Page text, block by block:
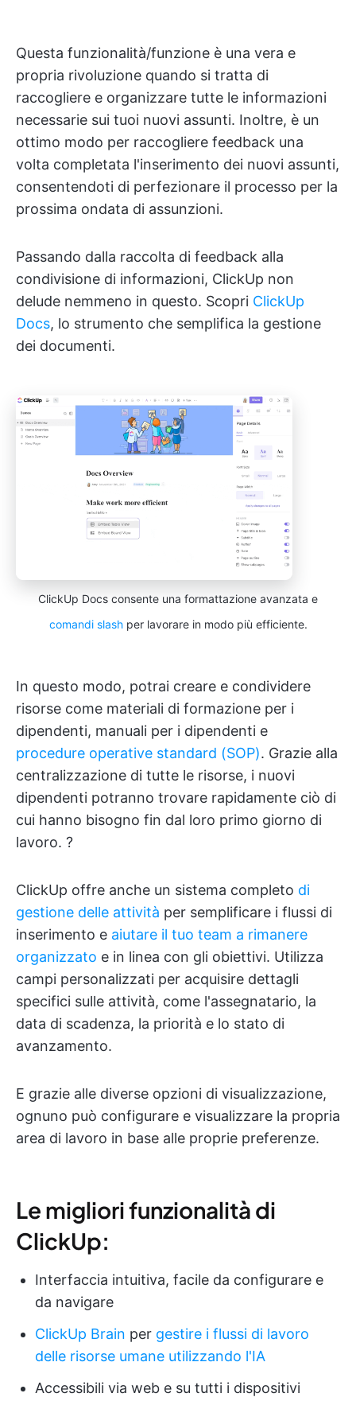
Questa funzionalità/funzione è una vera e
propria rivoluzione quando si tratta di
raccogliere e organizzare tutte le informazioni
necessarie sui tuoi nuovi assunti. Inoltre, è un
ottimo modo per raccogliere feedback una
volta completata l'inserimento dei nuovi assunti,
consentendoti di perfezionare il processo per la
prossima ondata di assunzioni.
Passando dalla raccolta di feedback alla
condivisione di informazioni, ClickUp non
delude nemmeno in questo. Scopri ClickUp
Docs, lo strumento che semplifica la gestione
dei documenti.
ClickUp Docs consente una formattazione avanzata e
comandi slashper lavorare in modo più efficiente.
In questo modo, potrai creare e condividere
risorse come materiali di formazione per i
dipendenti, manuali per i dipendenti e
procedure operative standard (SOP). Grazie alla
centralizzazione di tutte le risorse, i nuovi
dipendenti potranno trovare rapidamente ciò di
cui hanno bisogno fin dal loro primo giorno di
lavoro. ?
ClickUp offre anche un sistema completo di
gestione delle attività per semplificare i flussi di
inserimento e aiutare il tuo team a rimanere
organizzato e in linea con gli obiettivi. Utilizza
campi personalizzati per acquisire dettagli
specifici sulle attività, come l'assegnatario, la
data di scadenza, la priorità e lo stato di
avanzamento.
E grazie alle diverse opzioni di visualizzazione,
ognuno può configurare e visualizzare la propria
area di lavoro in base alle proprie preferenze.
Le migliori funzionalità di
ClickUp:
Interfaccia intuitiva, facile da configurare e
da navigare
ClickUp Brain per gestire i flussi di lavoro
delle risorse umane utilizzando l'IA
Accessibili via web e su tutti i dispositivi